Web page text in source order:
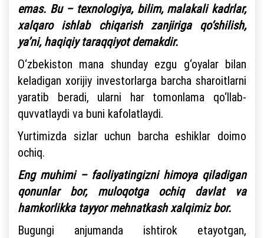
emas. Bu – texnologiya, bilim, malakali kadrlar,
xalqaro ishlab chiqarish zanjiriga qo‘shilish,
ya’ni, haqiqiy taraqqiyot demakdir.
O‘zbekiston mana shunday ezgu g‘oyalar bilan
keladigan xorijiy investorlarga barcha sharoitlarni
yaratib beradi, ularni har tomonlama qo‘llab-
quvvatlaydi va buni kafolatlaydi.
Yurtimizda sizlar uchun barcha eshiklar doimo
ochiq.
Eng muhimi – faoliyatingizni himoya qiladigan
qonunlar bor, muloqotga ochiq davlat va
hamkorlikka tayyor mehnatkash xalqimiz bor.
Bugungi anjumanda ishtirok etayotgan,